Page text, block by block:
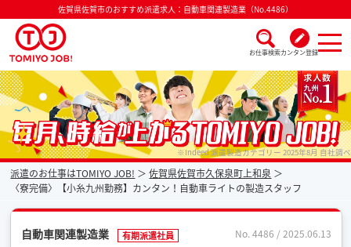
佐賀県佐賀市のおすすめ派遣求人：自動車関連製造業（No.4486）
お仕事検索カンタン登録
派遣なら毎月時給が上がるトミヨジョブ ※Indeed 派遣製造カテゴリー 2025年8月 自社調べ
派遣のお仕事はTOMIYO JOB!
佐賀県佐賀市久保泉町上和泉
〈寮完備〉【小糸九州勤務】カンタン！自動車ライトの製造スタッフ
自動車関連製造業 有期派遣社員 No. 4486 / 2025.06.13